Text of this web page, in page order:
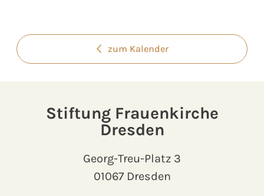
zum Kalender
Stiftung Frauenkirche
Dresden
Georg-Treu-Platz 3
01067 Dresden